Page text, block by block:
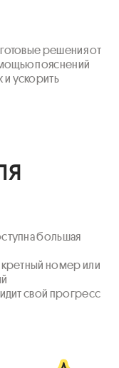
решения от
пояснений
ускорить
большая
номер или
свой прогресс